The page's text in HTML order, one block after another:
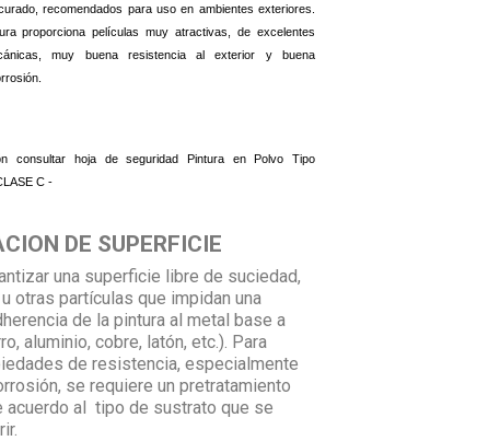
recomendados para uso en ambientes exteriores.
proporciona películas muy atractivas, de excelentes
muy buena resistencia al exterior y buena
.
consultar hoja de seguridad Pintura en Polvo Tipo
C -
DE SUPERFICIE
una superficie libre de suciedad,
otras partículas que impidan una
de la pintura al metal base a
aluminio, cobre, latón, etc.). Para
de resistencia, especialmente
se requiere un pretratamiento
acuerdo al tipo de sustrato que se